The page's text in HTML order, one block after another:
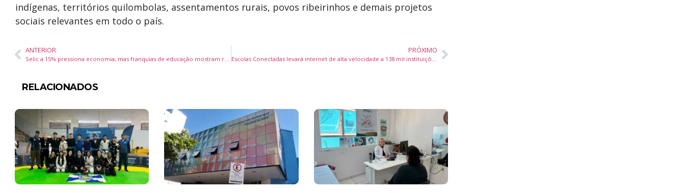
indígenas, territórios quilombolas, assentamentos rurais, povos ribeirinhos e demais projetos
sociais relevantes em todo o país.
ANTERIOR
Selic a 15% pressiona economia, mas franquias de educação mostram resiliência e atraem investidores
PRÓXIMO
Escolas Conectadas levará internet de alta velocidade a 138 mil instituições de ensino até 2026
RELACIONADOS